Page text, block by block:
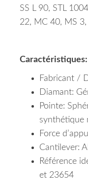
SS L 90, STL
22, MC 40, MS
Caractéristiques:
Fabricant /
Diamant:
Pointe:
synthétique
Force
Cantilever:
Référence
et 23654